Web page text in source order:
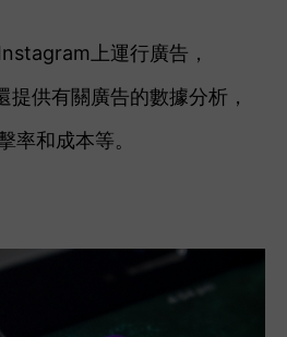
上運行廣告，
供有關廣告的數據分析，
率和成本等。